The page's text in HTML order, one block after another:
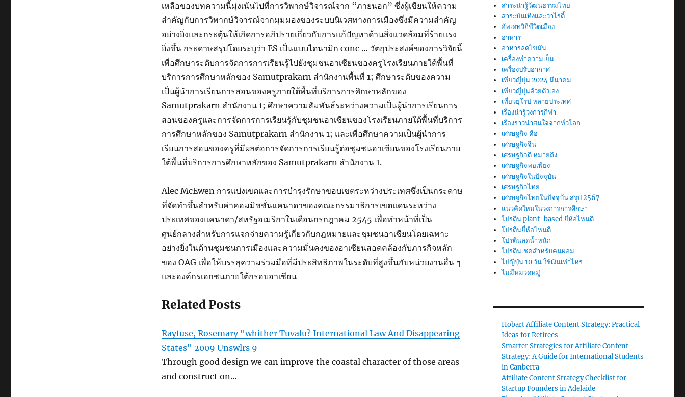
เหลือของบทความนี้มุ่งเน้นไปที่การวิพากษ์วิจารณ์จาก “ภายนอก” ซึ่งผู้เขียนให้ความ
สำคัญกับการวิพากษ์วิจารณ์จากมุมมองของระบบนิเวศทางการเมืองซึ่งมีความสำคัญ
อย่างยิ่งและกระตุ้นให้เกิดการอภิปรายเกี่ยวกับการแก้ปัญหาด้านสิ่งแวดล้อมที่ร้ายแรง
ยิ่งขึ้น กระดาษสรุปโดยระบุว่า ES เป็นแบบไดนามิก conc … วัตถุประสงค์ของการวิจัยนี้
เพื่อศึกษาระดับการจัดการการเรียนรู้ไปยังชุมชนอาเซียนของครูโรงเรียนภายใต้พื้นที่
บริการการศึกษาหลักของ Samutprakarn สำนักงานพื้นที่ 1; ศึกษาระดับของความ
เป็นผู้นำการเรียนการสอนของครูภายใต้พื้นที่บริการการศึกษาหลักของ
Samutprakarn สำนักงาน 1; ศึกษาความสัมพันธ์ระหว่างความเป็นผู้นำการเรียนการ
สอนของครูและการจัดการการเรียนรู้กับชุมชนอาเซียนของโรงเรียนภายใต้พื้นที่บริการ
การศึกษาหลักของ Samutprakarn สำนักงาน 1; และเพื่อศึกษาความเป็นผู้นำการ
เรียนการสอนของครูที่มีผลต่อการจัดการการเรียนรู้ต่อชุมชนอาเซียนของโรงเรียนภาย
ใต้พื้นที่บริการการศึกษาหลักของ Samutprakarn สำนักงาน 1.
Alec McEwen การแบ่งเขตและการบำรุงรักษาขอบเขตระหว่างประเทศซึ่งเป็นกระดาษ
ที่จัดทำขึ้นสำหรับค่าคอมมิชชั่นแคนาดาของคณะกรรมาธิการเขตแดนระหว่าง
ประเทศของแคนาดา/สหรัฐอเมริกาในเดือนกรกฎาคม 2545 เพื่อทำหน้าที่เป็น
ศูนย์กลางสำหรับการแจกจ่ายความรู้เกี่ยวกับกฎหมายและชุมชนอาเซียนโดยเฉพาะ
อย่างยิ่งในด้านชุมชนการเมืองและความมั่นคงของอาเซียนสอดคล้องกับภารกิจหลัก
ของ OAG เพื่อให้บรรลุความร่วมมือที่มีประสิทธิภาพในระดับที่สูงขึ้นกับหน่วยงานอื่น ๆ
และองค์กรเอกชนภายใต้กรอบอาเซียน
Related Posts
Rayfuse, Rosemary "whither Tuvalu? International Law And Disappearing
States" 2009 Unswlrs 9
Through good design we can improve the coastal character of those areas
and construct on…
สาระน่ารู้วัฒนธรรมไทย
สาระบันเทิงและวาไรตี้
อัพเดทวิถีชีวิตเมือง
อาหาร
อาหารลดไขมัน
เครื่องทำความเย็น
เครื่องปรับอากาศ
เที่ยวญี่ปุ่น 2024 มีนาคม
เที่ยวญี่ปุ่นด้วยตัวเอง
เที่ยวยุโรป หลายประเทศ
เรื่องน่ารู้วงการกีฬา
เรื่องราวน่าสนใจจากทั่วโลก
เศรษฐกิจ คือ
เศรษฐกิจจีน
เศรษฐกิจดี หมายถึง
เศรษฐกิจพอเพียง
เศรษฐกิจในปัจจุบัน
เศรษฐกิจไทย
เศรษฐกิจไทยในปัจจุบัน สรุป 2567
แนวคิดใหม่ในวงการการศึกษา
โปรตีน plant-based ยี่ห้อไหนดี
โปรตีนยี่ห้อไหนดี
โปรตีนลดน้ำหนัก
โปรตีนเชคสำหรับคนผอม
ไปญี่ปุ่น 10 วัน ใช้เงินเท่าไหร่
ไม่มีหมวดหมู่
Hobart Affiliate Content Strategy: Practical
Ideas for Retirees
Smarter Strategies for Affiliate Content
Strategy: A Guide for International Students
in Canberra
Affiliate Content Strategy Checklist for
Startup Founders in Adelaide